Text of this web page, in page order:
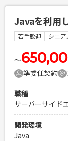
PHPを用いた
Laravelを用い
エンジニア複
Javaを利用
若手歓迎 シニア
〜
準委任契約
職種
サーバーサイド
開発環境
Java